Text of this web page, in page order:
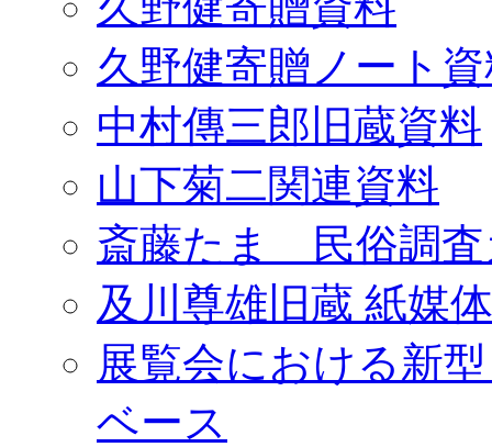
久野健寄贈ノート
中村傳三郎旧蔵資料
山下菊二関連資料
斎藤たま 民俗調査
及川尊雄旧蔵 紙媒
展覧会における新
ベース